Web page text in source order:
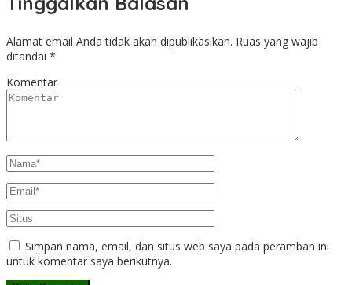
Alamat email Anda tidak akan dipublikasikan. Ruas yang wajib
ditandai *
Komentar
Simpan nama, email, dan situs web saya pada peramban ini
untuk komentar saya berikutnya.